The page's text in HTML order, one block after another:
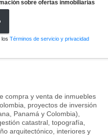
sobre ofertas inmobiliarias
los Términos de servicio y privacidad
compra y venta de inmuebles
proyectos de inversión
Panamá y Colombia),
catastral, topografía,
arquitectónico, interiores y